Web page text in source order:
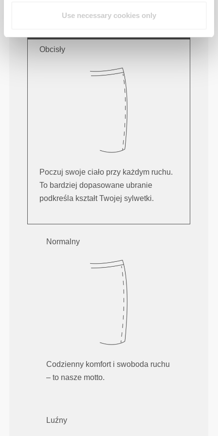
Use necessary cookies only
Obcisły
Poczuj swoje ciało przy każdym ruchu.
To bardziej dopasowane ubranie
podkreśla kształt Twojej sylwetki.
Normalny
Codzienny komfort i swoboda ruchu
– to nasze motto.
Luźny